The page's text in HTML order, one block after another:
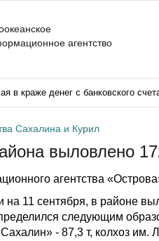
агентство
в краже денег с банковского
Сахалина и Курил
выловлено
агентства
11 сентября, в районе
следующим
- 87,3 т, колхоз